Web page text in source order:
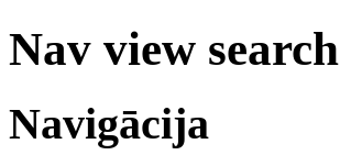
Nav view search
Navigācija